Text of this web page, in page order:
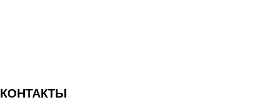
КОНТАКТЫ